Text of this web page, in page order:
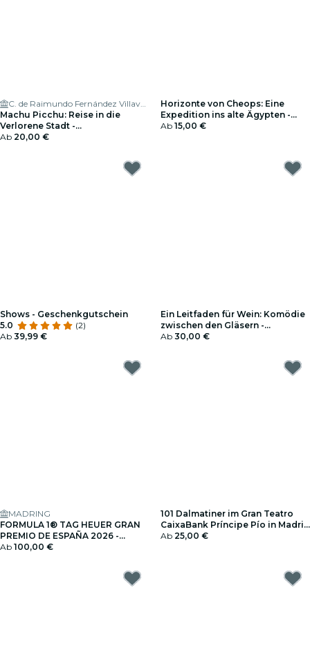
C. de Raimundo Fernández Villaverde, 57
Machu Picchu: Reise in die
Verlorene Stadt -
Geschenkgutschein
Ab 20,00 €
Horizonte von Cheops: Eine
Expedition ins alte Ägypten -
Geschenkgutschein
Ab 15,00 €
Shows - Geschenkgutschein
5.0
(2)
Ab 39,99 €
Ein Leitfaden für Wein: Komödie
zwischen den Gläsern -
Geschenkgutschein
Ab 30,00 €
MADRING
FORMULA 1® TAG HEUER GRAN
PREMIO DE ESPAÑA 2026 -
Geschenkgutschein
Ab 100,00 €
101 Dalmatiner im Gran Teatro
CaixaBank Príncipe Pío in Madrid
- Geschenkgutschein
Ab 25,00 €